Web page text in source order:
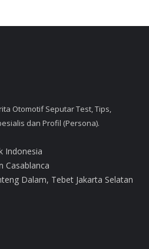
Otomotif Seputar Test, Tips,
dan Profil (Persona).
Indonesia
Casablanca
Dalam, Tebet Jakarta Selatan